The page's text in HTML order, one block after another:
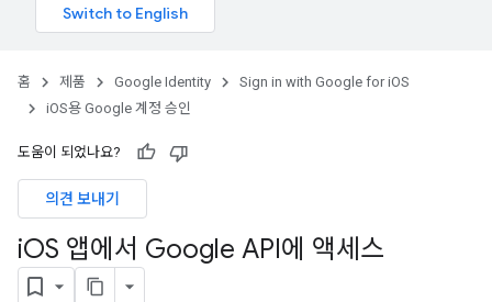
홈 제품 Google Identity
Sign in with Google for iOS
iOS용 Google 계정 승인
도움이 되었나요?
의견 보내기
iOS 앱에서 Google API에 액세스